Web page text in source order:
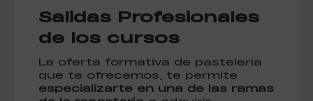
Salidas Profesionales
de los cursos
La oferta formativa de pastelería
que te ofrecemos, te permite
especializarte en una de las ramas